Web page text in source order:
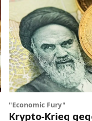
"Economic Fury"
Krypto-Krieg